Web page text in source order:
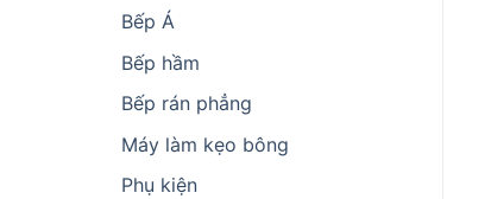
Bếp Á
Bếp hầm
Bếp rán phẳng
Máy làm kẹo bông
Phụ kiện